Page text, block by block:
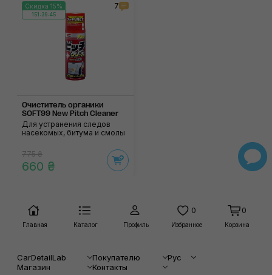
Скидка 15%
151:39:45
7
Очиститель органики
SOFT99 New Pitch Cleaner
Для устранения следов
насекомых, битума и смолы
775 ₴
660 ₴
Главная Каталог Профиль
0
Избранное
0
Корзина
CarDetailLab Покупателю
Рус
Магазин
Контакты